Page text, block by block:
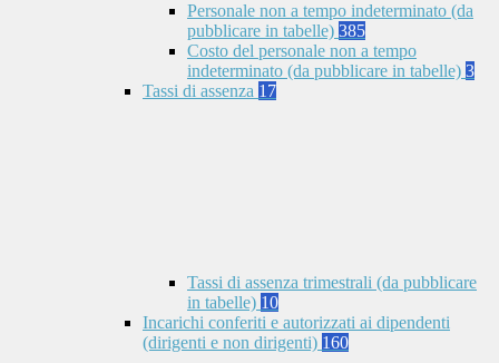
Personale non a tempo indeterminato (da
pubblicare in tabelle) 385
Costo del personale non a tempo
indeterminato (da pubblicare in tabelle) 3
Tassi di assenza 17
Tassi di assenza trimestrali (da pubblicare
in tabelle) 10
Incarichi conferiti e autorizzati ai dipendenti
(dirigenti e non dirigenti) 160